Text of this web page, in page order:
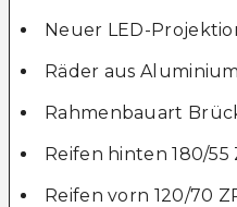
Neuer LED-
Räder aus
Rahmenbauart
Reifen hinten 180/55
Reifen vorn 120/70